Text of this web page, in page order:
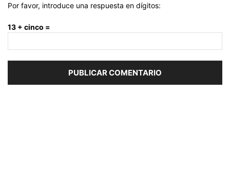
Por favor, introduce una respuesta en dígitos:
13 + cinco =